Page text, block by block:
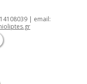
| email: